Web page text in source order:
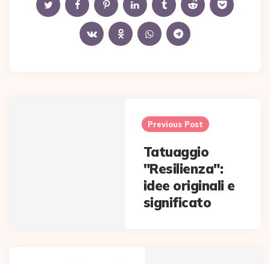
Previous Post
Tatuaggio
"Resilienza":
idee originali e
significato